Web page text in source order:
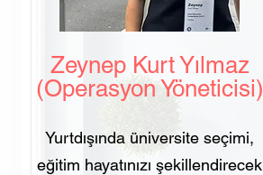
Zeynep Kurt Yılmaz
(Operasyon Yöneticisi)
Yurtdışında üniversite seçimi,
eğitim hayatınızı şekillendirecek